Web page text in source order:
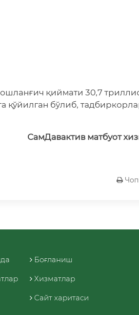
қиймати 30,7
қўйилган бўлиб,
СамДавактив матбуот
Боғланиш
Хизматлар
Сайт харитаси